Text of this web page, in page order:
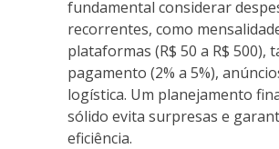
fundamental considerar
recorrentes, como
plataformas (R$ 50 a R$ 500),
pagamento (2% a 5%),
logística. Um planejamento
sólido evita surpresas e
eficiência.